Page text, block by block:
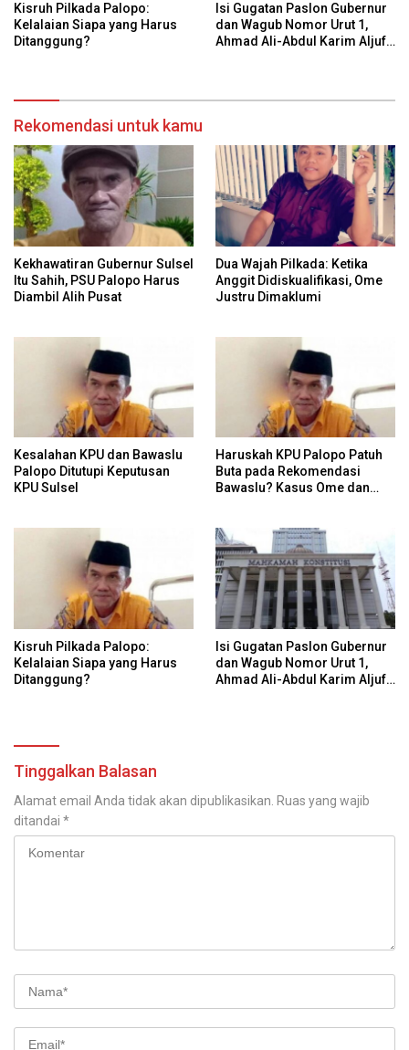
Kisruh Pilkada Palopo:
Kelalaian Siapa yang Harus
Ditanggung?
Isi Gugatan Paslon Gubernur
dan Wagub Nomor Urut 1,
Ahmad Ali-Abdul Karim Aljufri
Rekomendasi untuk kamu
Kekhawatiran Gubernur Sulsel
Itu Sahih, PSU Palopo Harus
Diambil Alih Pusat
Dua Wajah Pilkada: Ketika
Anggit Didiskualifikasi, Ome
Justru Dimaklumi
Kesalahan KPU dan Bawaslu
Palopo Ditutupi Keputusan
KPU Sulsel
Haruskah KPU Palopo Patuh
Buta pada Rekomendasi
Bawaslu? Kasus Ome dan
Kisruh Pilkada Palopo:
Kelalaian Siapa yang Harus
Ditanggung?
Isi Gugatan Paslon Gubernur
dan Wagub Nomor Urut 1,
Ahmad Ali-Abdul Karim Aljufri
Tinggalkan Balasan
Alamat email Anda tidak akan dipublikasikan. Ruas yang wajib
ditandai *